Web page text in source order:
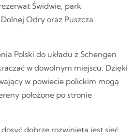
Świdwie, park
Odry oraz Puszcza
Polski do układu z Schengen
w dowolnym miejscu. Dzięki
w powiecie polickim mogą
położone po stronie
dobrze rozwinięta jest sieć